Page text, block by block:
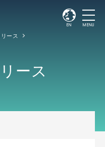
EN MENU
ース
ース